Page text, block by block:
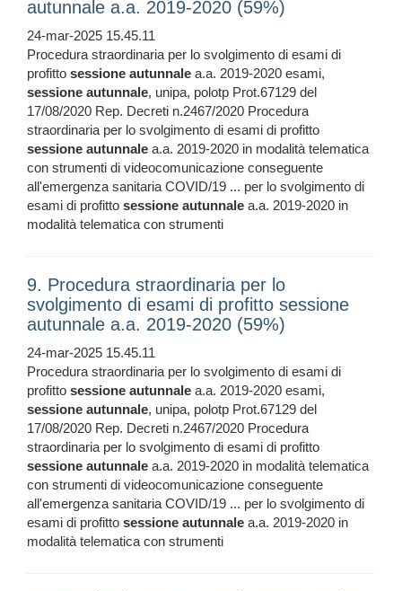
autunnale a.a. 2019-2020 (59%)
24-mar-2025 15.45.11
Procedura straordinaria per lo svolgimento di esami di
profitto sessione autunnale a.a. 2019-2020 esami,
sessione autunnale, unipa, polotp Prot.67129 del
17/08/2020 Rep. Decreti n.2467/2020 Procedura
straordinaria per lo svolgimento di esami di profitto
sessione autunnale a.a. 2019-2020 in modalità telematica
con strumenti di videocomunicazione conseguente
all'emergenza sanitaria COVID/19 ... per lo svolgimento di
esami di profitto sessione autunnale a.a. 2019-2020 in
modalità telematica con strumenti
9. Procedura straordinaria per lo
svolgimento di esami di profitto sessione
autunnale a.a. 2019-2020 (59%)
24-mar-2025 15.45.11
Procedura straordinaria per lo svolgimento di esami di
profitto sessione autunnale a.a. 2019-2020 esami,
sessione autunnale, unipa, polotp Prot.67129 del
17/08/2020 Rep. Decreti n.2467/2020 Procedura
straordinaria per lo svolgimento di esami di profitto
sessione autunnale a.a. 2019-2020 in modalità telematica
con strumenti di videocomunicazione conseguente
all'emergenza sanitaria COVID/19 ... per lo svolgimento di
esami di profitto sessione autunnale a.a. 2019-2020 in
modalità telematica con strumenti